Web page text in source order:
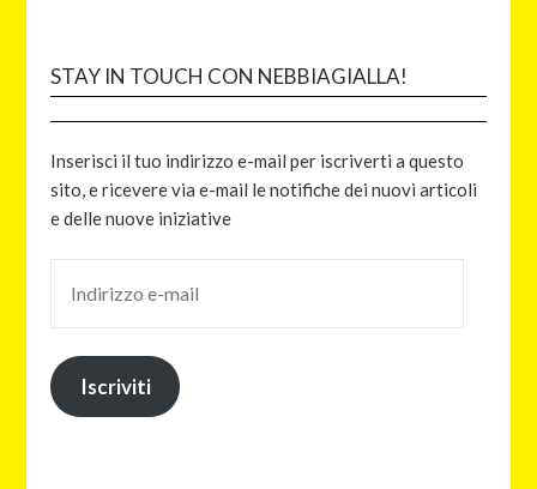
STAY IN TOUCH CON NEBBIAGIALLA!
Inserisci il tuo indirizzo e-mail per iscriverti a questo
sito, e ricevere via e-mail le notifiche dei nuovi articoli
e delle nuove iniziative
Iscriviti